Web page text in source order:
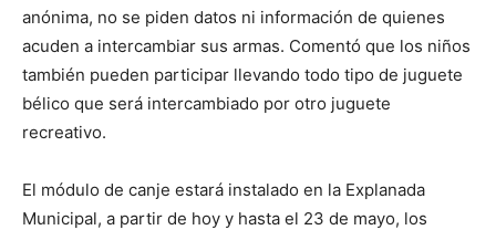
anónima, no se piden datos ni información de quienes
acuden a intercambiar sus armas. Comentó que los niños
también pueden participar llevando todo tipo de juguete
bélico que será intercambiado por otro juguete
recreativo.
El módulo de canje estará instalado en la Explanada
Municipal, a partir de hoy y hasta el 23 de mayo, los